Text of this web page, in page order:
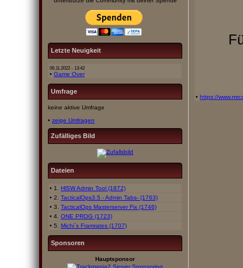
Letzte Neuigkeit
06.11.2022 - 13:42
• Game Over
Umfrage
keine aktive Umfrage
• zeige Umfragen
Zufälliges Bild
Dateien
• 1. HlSW Admin Tool (1872)
• 2. TacticalOps3.5 - Admin Tabs- (1763)
• 3. TacticalOps Masterserver Fix (1746)
• 4. ONE PROG (1723)
• 5. Michi´s Framrates (1707)
Sponsoren
Hauptsponsor
• https://